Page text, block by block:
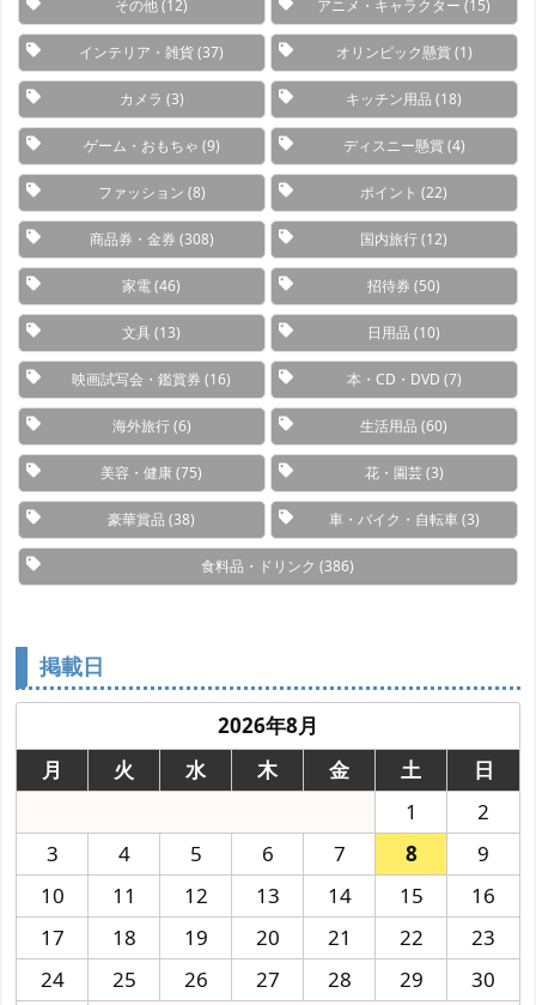
その他(12) アニメ・キャラクター (15)
インテリア・雑貨(37) オリンピック懸賞(1)
カメラ (3) キッチン用品 (18)
ゲーム・おもちゃ (9) ディスニー懸賞(4)
ファッション (8) ポイント (22)
商品券・金券 (308) 国内旅行(12)
家電(46) 招待券 (50)
文具 (13) 日用品 (10)
映画試写会・鑑賞券 (16) 本・CD・DVD (7)
海外旅行(6) 生活用品 (60)
美容・健康(75) 花・園芸(3)
豪華賞品 (38) 車・バイク・自転車(3)
食料品・ドリンク (386)
掲載日
2026年8月
月
火 水 木 金 土
日
1
2
3
4 5 6 7 8
9
10
11 12 13 14 15
16
17
18 19 20 21 22
23
24
25 26 27 28 29
30